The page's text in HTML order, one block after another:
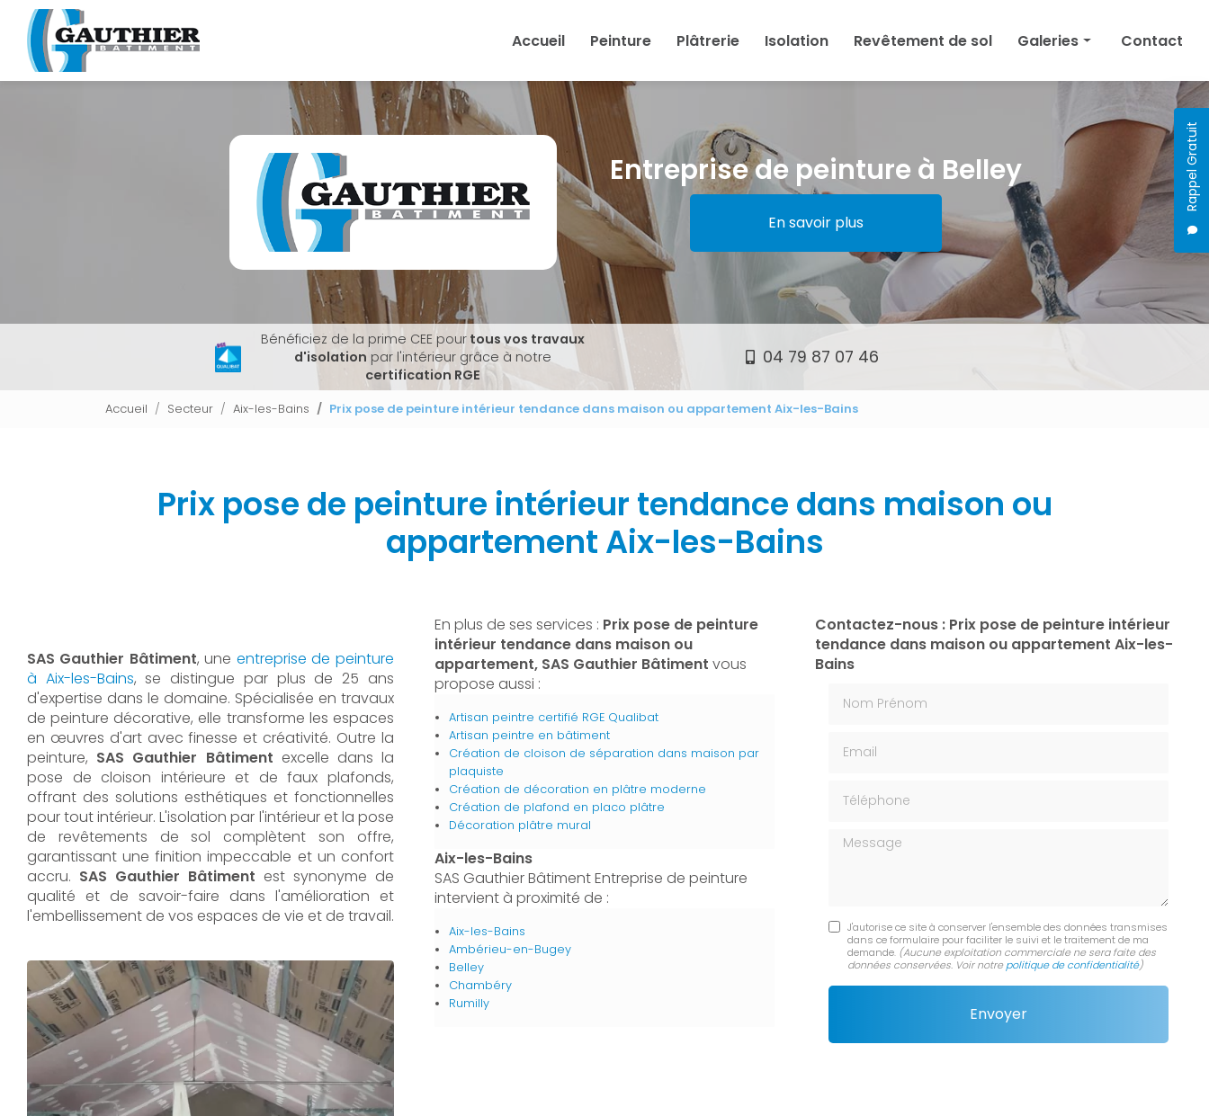
contenu
principal
Rappel Gratuit
Accueil
Peinture Plâtrerie Isolation Revêtement de sol Galeries
Plâtrerie
Revêtement de sol
Contact
Entreprise de peinture à Belley
En savoir plus
Bénéficiez de la prime CEE pourtous vos travaux
d'isolation par l'intérieur grâce à notre
certification RGE
04 79 87 07 46
Accueil Secteur Aix-les-Bains Prix pose de peinture intérieur tendance dans maison ou appartement Aix-les-Bains
Prix pose de peinture intérieur tendance dans maison ou
appartement Aix-les-Bains
SAS Gauthier Bâtiment, une entreprise de peinture
à Aix-les-Bains, se distingue par plus de 25 ans
d'expertise dans le domaine. Spécialisée en travaux
de peinture décorative, elle transforme les espaces
en œuvres d'art avec finesse et créativité. Outre la
peinture, SAS Gauthier Bâtiment excelle dans la
pose de cloison intérieure et de faux plafonds,
offrant des solutions esthétiques et fonctionnelles
pour tout intérieur. L'isolation par l'intérieur et la pose
de revêtements de sol complètent son offre,
garantissant une finition impeccable et un confort
accru. SAS Gauthier Bâtiment est synonyme de
qualité et de savoir-faire dans l'amélioration et
l'embellissement de vos espaces de vie et de travail.
En plus de ses services : Prix pose de peinture
intérieur tendance dans maison ou
appartement, SAS Gauthier Bâtiment vous
propose aussi :
Artisan peintre certifié RGE Qualibat
Artisan peintre en bâtiment
Création de cloison de séparation dans maison par
plaquiste
Création de décoration en plâtre moderne
Création de plafond en placo plâtre
Décoration plâtre mural
Aix-les-Bains
SAS Gauthier Bâtiment Entreprise de peinture
intervient à proximité de :
Aix-les-Bains
Ambérieu-en-Bugey
Belley
Chambéry
Rumilly
Contactez-nous : Prix pose de peinture intérieur
tendance dans maison ou appartement Aix-les-
Bains
Message
J'autorise ce site à conserver l'ensemble des données transmises
dans ce formulaire pour faciliter le suivi et le traitement de ma
demande. (Aucune exploitation commerciale ne sera faite des
données conservées. Voir notre politique de confidentialité)